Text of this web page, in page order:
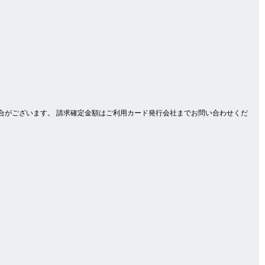
ございます。 請求確定金額はご利用カード発行会社までお問い合わせくだ